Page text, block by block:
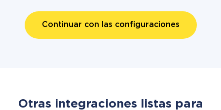
Continuar con las configuraciones
Otras integraciones listas para